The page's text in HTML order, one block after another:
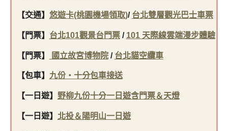
【交通】 悠遊卡(桃園機場領取)/ 台北雙層觀光巴士車票
【門票】 台北101觀景台門票/ 101 天際線雲端漫步體驗
【門票】 國立故宮博物院/ 台北貓空纜車
【包車】 九份・十分包車接送
【一日遊】 野柳九份十分一日遊含門票＆天燈
【一日遊】 北投＆陽明山一日遊